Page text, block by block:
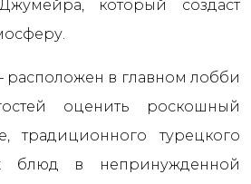
который создаст
расположен в главном лобби
оценить роскошный
традиционного турецкого
блюд в непринужденной